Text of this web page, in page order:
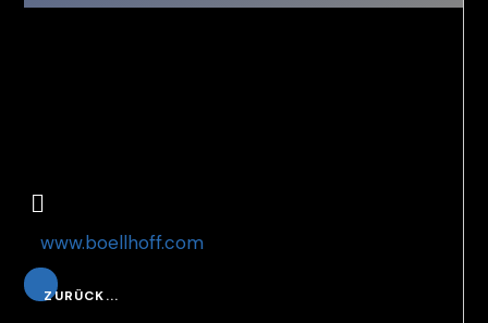
www.boellhoff.com
ZURÜCK...